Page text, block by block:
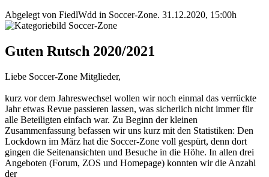
Abgelegt von FiedlWdd in Soccer-Zone. 31.12.2020, 15:00h
Guten Rutsch 2020/2021
Liebe Soccer-Zone Mitglieder,
kurz vor dem Jahreswechsel wollen wir noch einmal das verrückte
Jahr etwas Revue passieren lassen, was sicherlich nicht immer für
alle Beteiligten einfach war. Zu Beginn der kleinen
Zusammenfassung befassen wir uns kurz mit den Statistiken: Den
Lockdown im März hat die Soccer-Zone voll gespürt, denn dort
gingen die Seitenansichten und Besuche in die Höhe. In allen drei
Angeboten (Forum, ZOS und Homepage) konnten wir die Anzahl
der